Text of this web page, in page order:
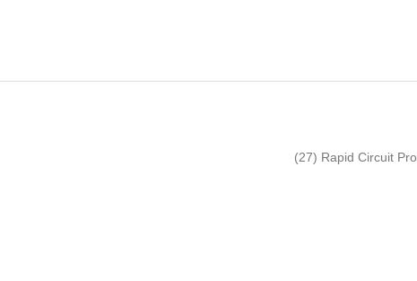
Rapid Circuit
(27)